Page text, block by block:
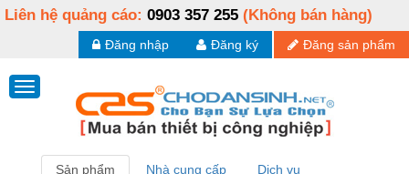
Liên hệ quảng cáo: 0903 357 255 (Không bán hàng)
Đăng sản phẩm
Đăng ký
Đăng nhập
Sản phẩm Nhà cung cấp Dịch vụ